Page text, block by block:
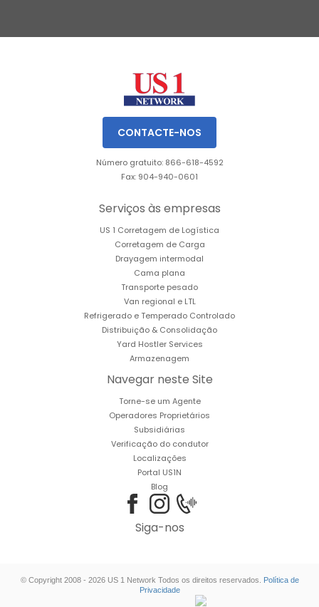
CONTACTE-NOS
Número gratuito: 866-618-4592
Fax: 904-940-0601
Serviços às empresas
US 1 Corretagem de Logística
Corretagem de Carga
Drayagem intermodal
Cama plana
Transporte pesado
Van regional e LTL
Refrigerado e Temperado Controlado
Distribuição & Consolidação
Yard Hostler Services
Armazenagem
Navegar neste Site
Torne-se um Agente
Operadores Proprietários
Subsidiárias
Verificação do condutor
Localizações
Portal US1N
Blog
Siga-nos
© Copyright 2008 - 2026 US 1 Network Todos os direitos reservados.
Política de
Privacidade